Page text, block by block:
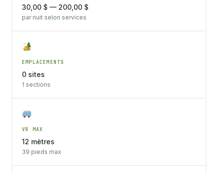
30,00 $ — 200,00 $
par nuit selon services
EMPLACEMENTS
0 sites
1 sections
VR MAX
12 mètres
39 pieds max